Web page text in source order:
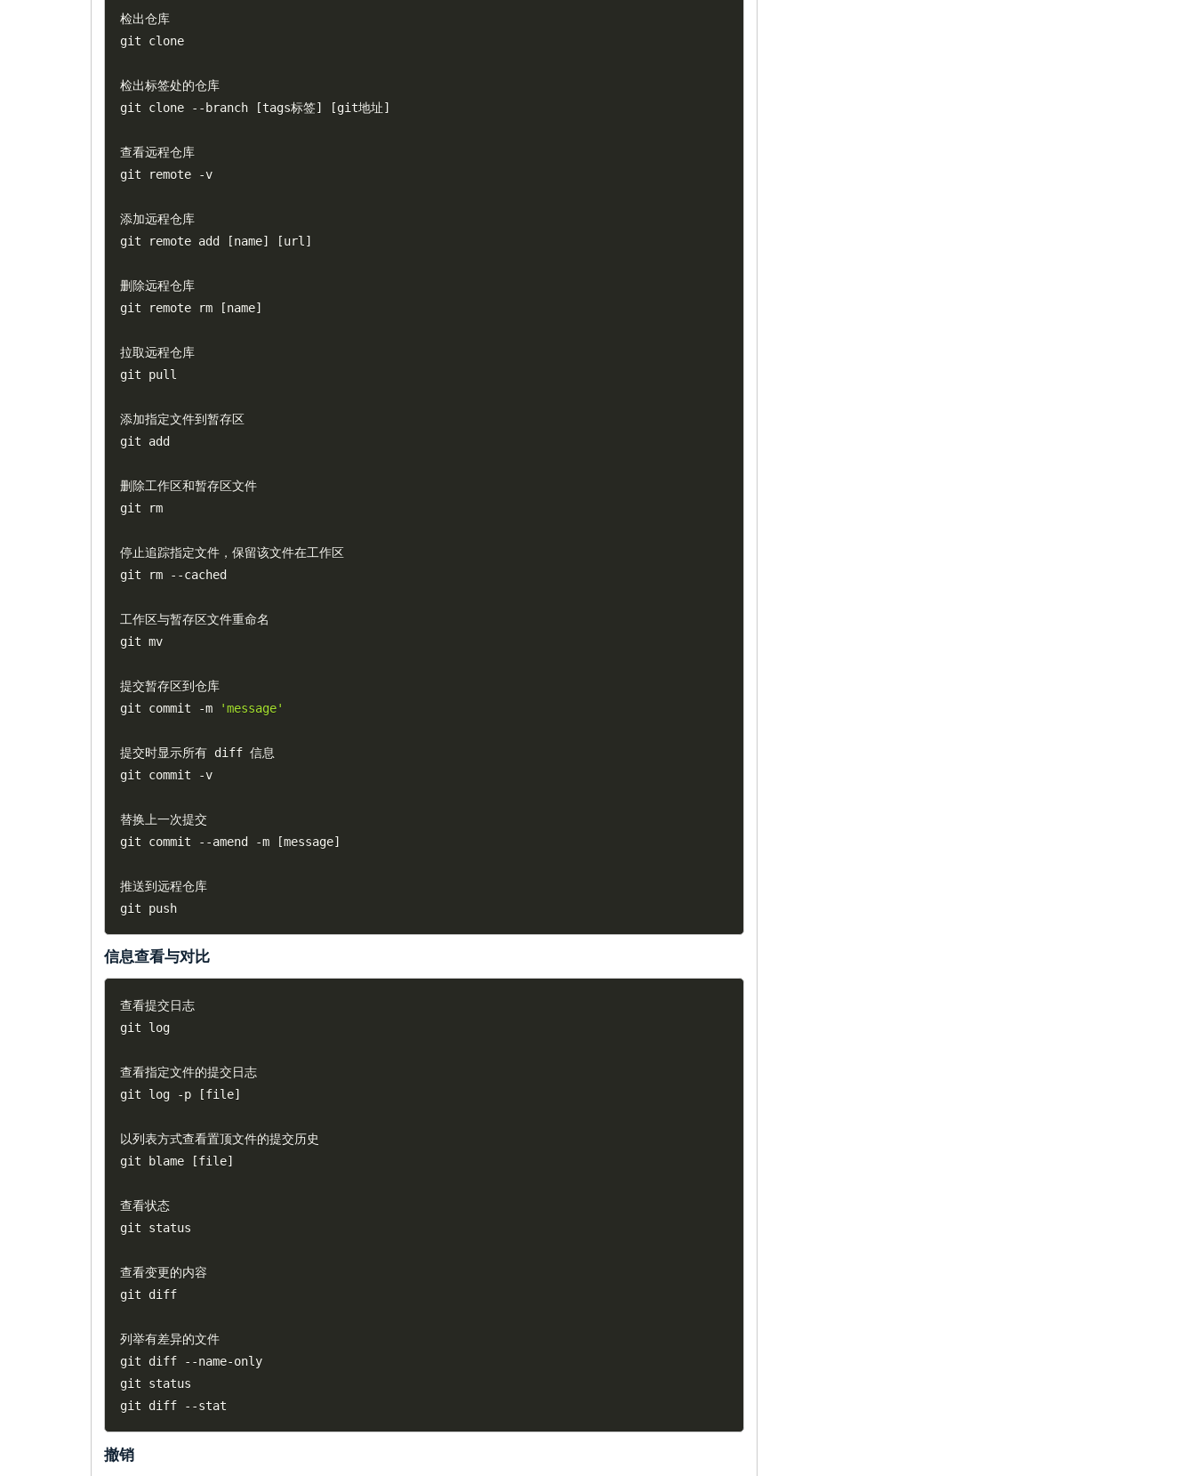
检出仓库
git clone
检出标签处的仓库
git clone
--branch [tags标签] [git地址]
查看远程仓库
git remote
-v
添加远程仓库
git remote add
[name] [url ]
删除远程仓库
git remote rm
[name]
拉取远程仓库
git pull
添加指定文件到暂存区
git add
删除工作区和暂存区文件
git rm
停止追踪指定文件，保留该文件在工作区
git rm
--cached
工作区与暂存区文件重命名
git mv
提交暂存区到仓库
git commit
-m 'message'
提交时显示所有 diff 信息
git commit
-v
替换上一次提交
git commit
--amend -m [message]
推送到远程仓库
信息查看与对比
查看提交日志
git log
查看指定文件的提交日志
git log
-p [file]
以列表方式查看置顶文件的提交历史
git blame
[file]
查看状态
git status
查看变更的内容
git diff
列举有差异的文件
git diff
--name-only
git status
git diff
--
撤销